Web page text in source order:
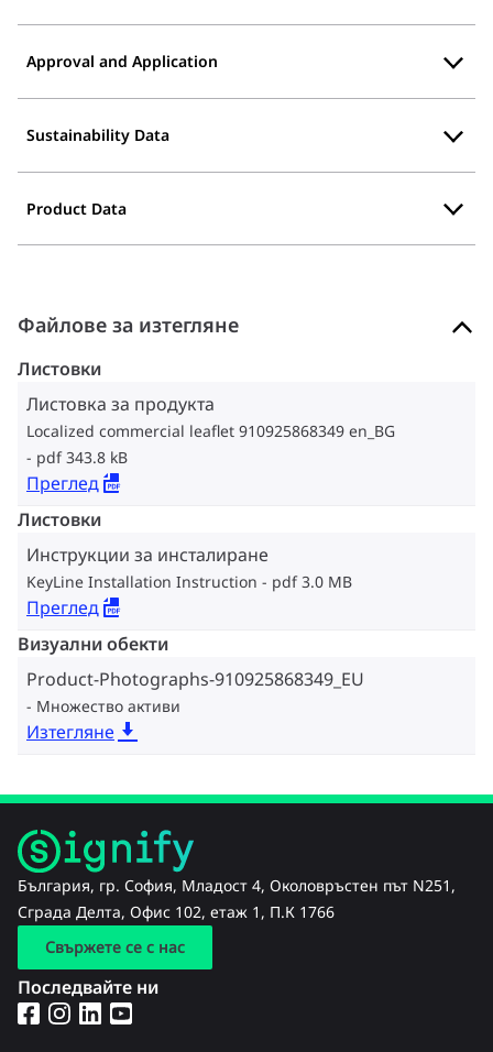
Approval and Application
Sustainability Data
Product Data
Файлове за изтегляне
Листовки
Листовка за продукта
Localized commercial leaflet 910925868349 en_BG
pdf 343.8 kB
Преглед
Листовки
Инструкции за инсталиране
KeyLine Installation Instruction pdf 3.0 MB
Преглед
Визуални обекти
Product-Photographs-910925868349_EU
Множество активи
Изтегляне
България, гр. София, Младост 4, Околовръстен път N251,
Сграда Делта, Офис 102, етаж 1, П.К 1766
Свържете се с нас
Последвайте ни